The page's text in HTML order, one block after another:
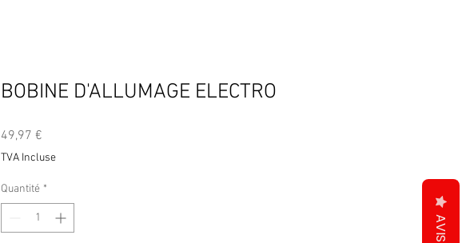
BOBINE D'ALLUMAGE ELECTRO
49,97 €
TVA Incluse
Quantité *
AVIS